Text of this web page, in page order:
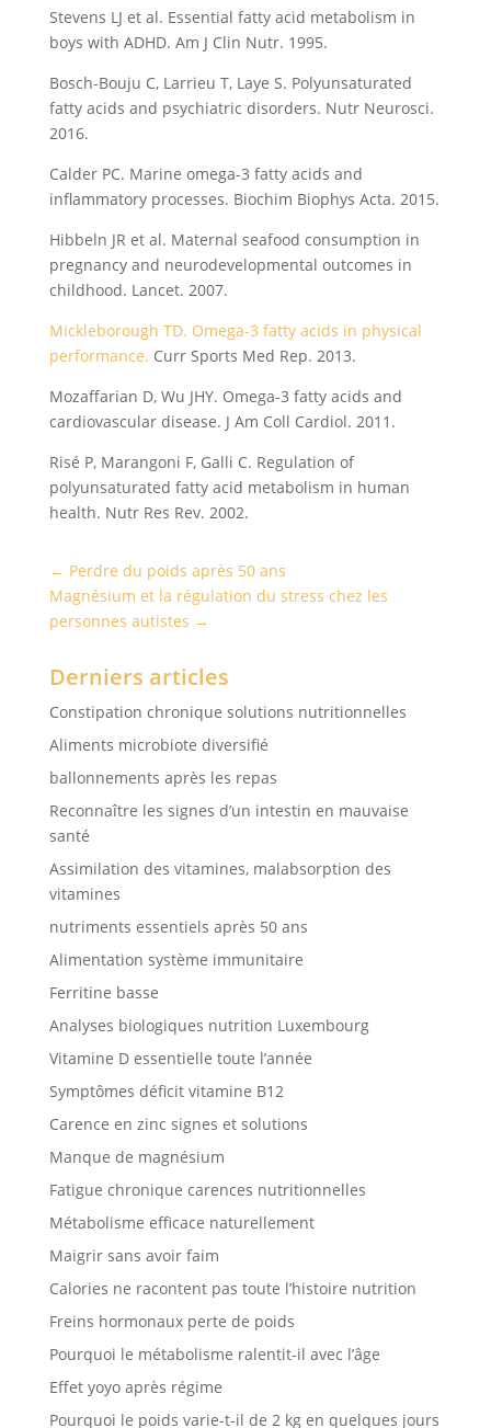
Stevens LJ et al. Essential fatty acid metabolism in
boys with ADHD. Am J Clin Nutr. 1995.
Bosch-Bouju C, Larrieu T, Laye S. Polyunsaturated
fatty acids and psychiatric disorders. Nutr Neurosci.
2016.
Calder PC. Marine omega-3 fatty acids and
inflammatory processes. Biochim Biophys Acta. 2015.
Hibbeln JR et al. Maternal seafood consumption in
pregnancy and neurodevelopmental outcomes in
childhood. Lancet. 2007.
Mickleborough TD. Omega-3 fatty acids in physical
performance. Curr Sports Med Rep. 2013.
Mozaffarian D, Wu JHY. Omega-3 fatty acids and
cardiovascular disease. J Am Coll Cardiol. 2011.
Risé P, Marangoni F, Galli C. Regulation of
polyunsaturated fatty acid metabolism in human
health. Nutr Res Rev. 2002.
← Perdre du poids après 50 ans
Magnésium et la régulation du stress chez les
personnes autistes →
Derniers articles
Constipation chronique solutions nutritionnelles
Aliments microbiote diversifié
ballonnements après les repas
Reconnaître les signes d’un intestin en mauvaise
santé
Assimilation des vitamines, malabsorption des
vitamines
nutriments essentiels après 50 ans
Alimentation système immunitaire
Ferritine basse
Analyses biologiques nutrition Luxembourg
Vitamine D essentielle toute l’année
Symptômes déficit vitamine B12
Carence en zinc signes et solutions
Manque de magnésium
Fatigue chronique carences nutritionnelles
Métabolisme efficace naturellement
Maigrir sans avoir faim
Calories ne racontent pas toute l’histoire nutrition
Freins hormonaux perte de poids
Pourquoi le métabolisme ralentit-il avec l’âge
Effet yoyo après régime
Pourquoi le poids varie-t-il de 2 kg en quelques jours